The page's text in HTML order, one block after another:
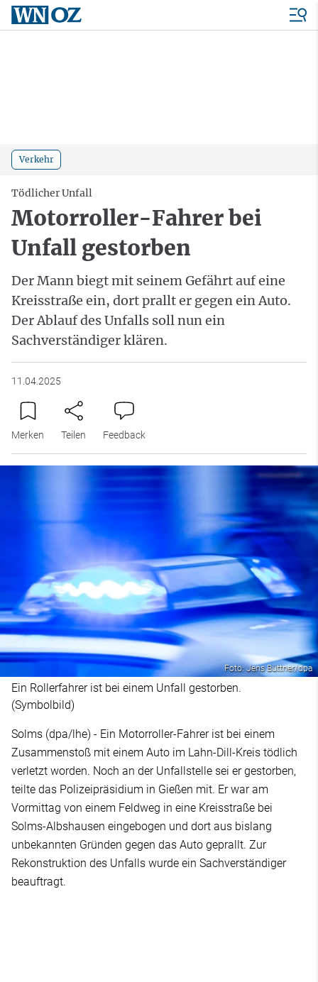
Verkehr
Tödlicher Unfall
Motorroller-Fahrer bei
Unfall gestorben
Der Mann biegt mit seinem Gefährt auf eine
Kreisstraße ein, dort prallt er gegen ein Auto.
Der Ablauf des Unfalls soll nun ein
Sachverständiger klären.
11.04.2025
Merken Teilen Feedback
Foto: Jens Büttner/dpa
Ein Rollerfahrer ist bei einem Unfall gestorben.
(Symbolbild)
Solms (dpa/lhe) - Ein Motorroller-Fahrer ist bei einem
Zusammenstoß mit einem Auto im Lahn-Dill-Kreis tödlich
verletzt worden. Noch an der Unfallstelle sei er gestorben,
teilte das Polizeipräsidium in Gießen mit. Er war am
Vormittag von einem Feldweg in eine Kreisstraße bei
Solms-Albshausen eingebogen und dort aus bislang
unbekannten Gründen gegen das Auto geprallt. Zur
Rekonstruktion des Unfalls wurde ein Sachverständiger
beauftragt.